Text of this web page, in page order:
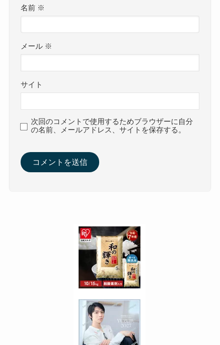
名前 ※
メール ※
サイト
次回のコメントで使用するためブラウザーに自分
の名前、メールアドレス、サイトを保存する。